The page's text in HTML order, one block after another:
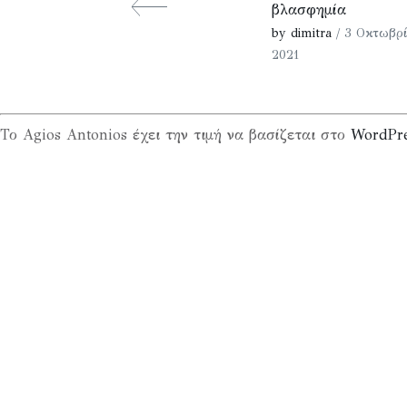
βλασφημία
by dimitra / 3
2021
Το Agios Antonios έχει την τιμή να βασίζεται στο